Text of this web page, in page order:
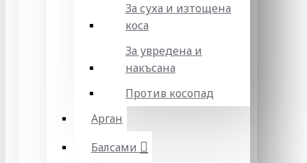
За суха и изтощена
коса
За увредена и
накъсана
Против косопад
Арган
Балсами